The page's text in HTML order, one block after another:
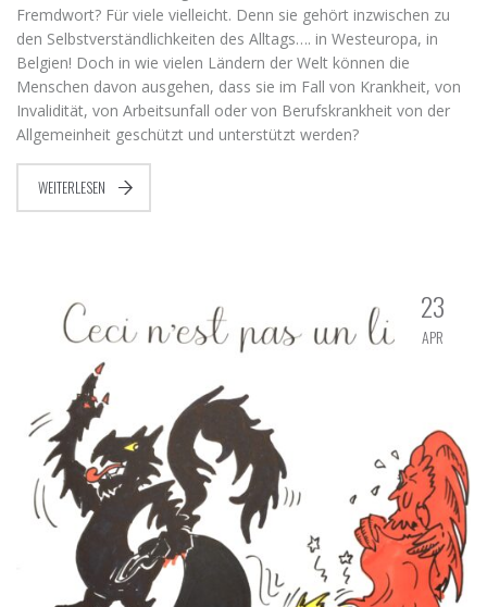
Fremdwort? Für viele vielleicht. Denn sie gehört inzwischen zu
den Selbstverständlichkeiten des Alltags…. in Westeuropa, in
Belgien! Doch in wie vielen Ländern der Welt können die
Menschen davon ausgehen, dass sie im Fall von Krankheit, von
Invalidität, von Arbeitsunfall oder von Berufskrankheit von der
Allgemeinheit geschützt und unterstützt werden?
WEITERLESEN
23
APR